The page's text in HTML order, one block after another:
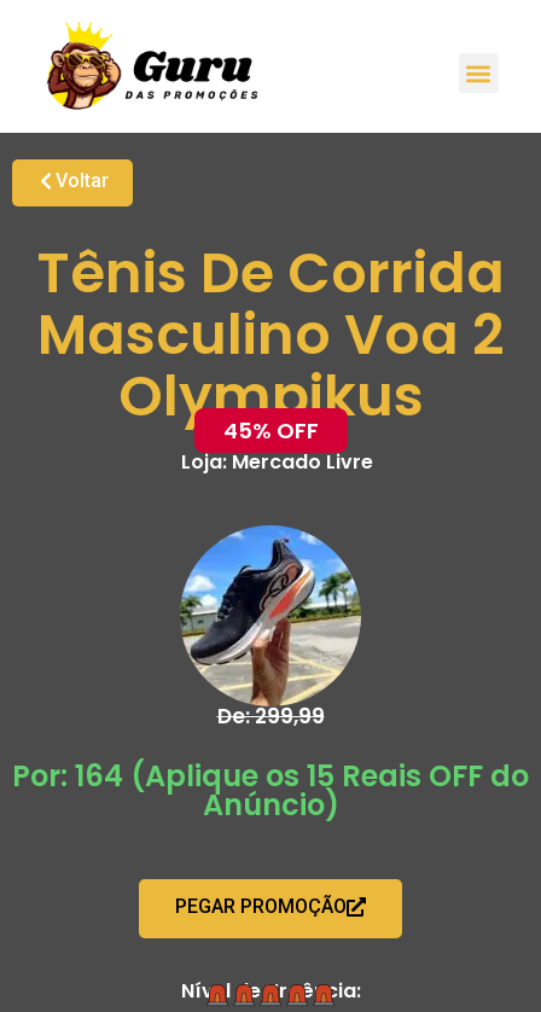
Voltar
Tênis De Corrida
Masculino Voa 2
Olympikus
45% OFF
Loja:Mercado Livre
De: 299,99
Por: 164 (Aplique os 15 Reais OFF do
Anúncio)
PEGAR PROMOÇÃO
Nível de Urgência: